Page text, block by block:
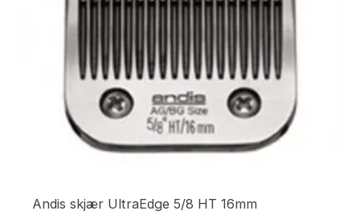
Andis skjær UltraEdge 5/8 HT 16mm